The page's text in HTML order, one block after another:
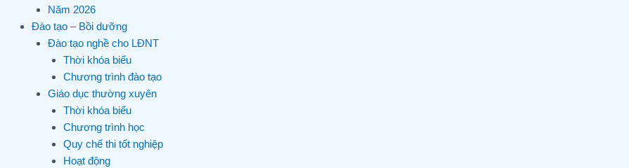
Năm 2026
Đào tạo – Bồi dưỡng
Đào tạo nghề cho LĐNT
Thời khóa biểu
Chương trình đào tạo
Giáo dục thường xuyên
Thời khóa biểu
Chương trình học
Quy chế thi tốt nghiệp
Hoạt động